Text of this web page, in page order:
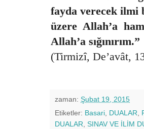
fayda verecek
üzere Allah’a
Allah’a sığınırım.”
(Tirmizî, De’avât,
zaman: Şubat 19, 2015
Etiketler: Basari DUALAR
DUALAR SINAV VE İLİM